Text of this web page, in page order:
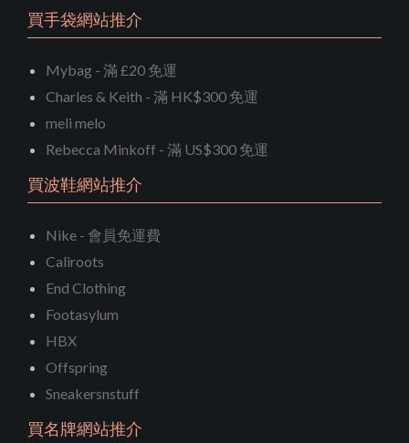
買手袋網站推介
Mybag - 滿 £20 免運
Charles & Keith - 滿 HK$300 免運
meli melo
Rebecca Minkoff - 滿 US$300 免運
買波鞋網站推介
Nike - 會員免運費
Caliroots
End Clothing
Footasylum
HBX
Offspring
Sneakersnstuff
買名牌網站推介